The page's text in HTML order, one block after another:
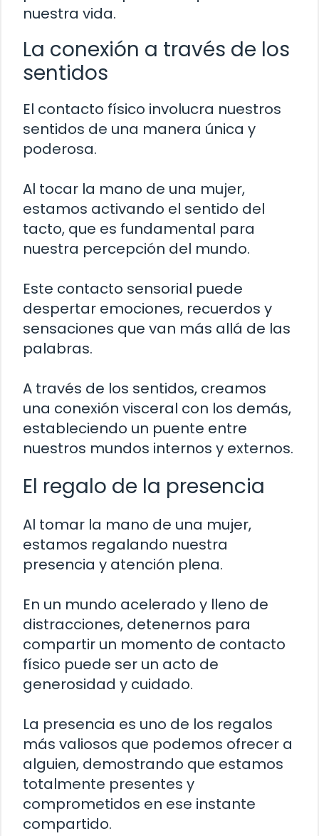
nuestra vida.
La conexión a través de los
sentidos
El contacto físico involucra nuestros
sentidos de una manera única y
poderosa.
Al tocar la mano de una mujer,
estamos activando el sentido del
tacto, que es fundamental para
nuestra percepción del mundo.
Este contacto sensorial puede
despertar emociones, recuerdos y
sensaciones que van más allá de las
palabras.
A través de los sentidos, creamos
una conexión visceral con los demás,
estableciendo un puente entre
nuestros mundos internos y externos.
El regalo de la presencia
Al tomar la mano de una mujer,
estamos regalando nuestra
presencia y atención plena.
En un mundo acelerado y lleno de
distracciones, detenernos para
compartir un momento de contacto
físico puede ser un acto de
generosidad y cuidado.
La presencia es uno de los regalos
más valiosos que podemos ofrecer a
alguien, demostrando que estamos
totalmente presentes y
comprometidos en ese instante
compartido.